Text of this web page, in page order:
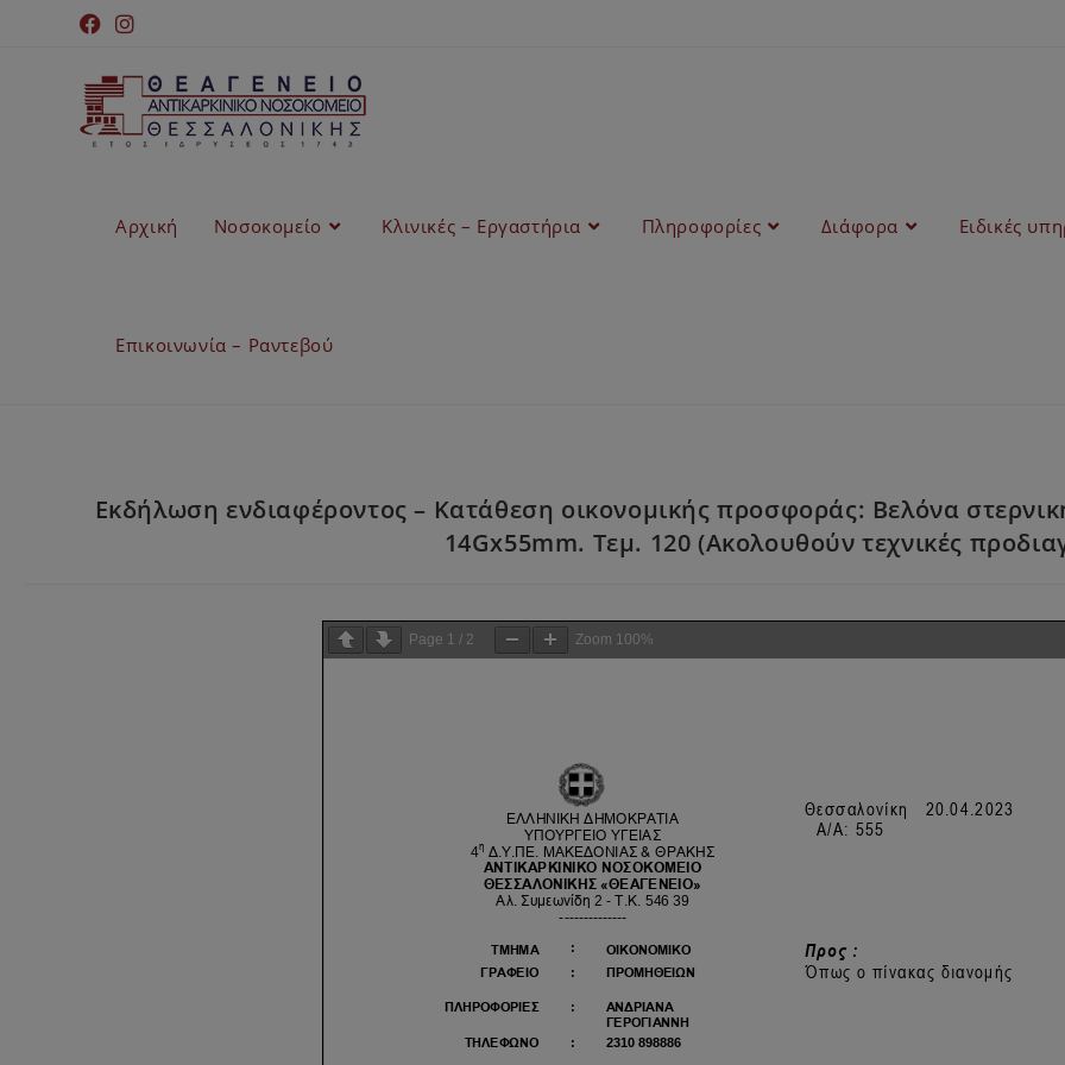
Αρχική Νοσοκομείο Κλινικές – Εργαστήρια Πληροφορίες Διάφορα Ειδικές
Επικοινωνία – Ραντεβού
Εκδήλωση ενδιαφέροντος – Κατάθεση οικονομικής προσφοράς: Βελόνα
14Gx55mm. Τεμ. 120 (Ακολουθούν τεχνικές
Page 1 / 2 Zoom 100%